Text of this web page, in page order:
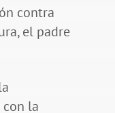
contra
el padre
la